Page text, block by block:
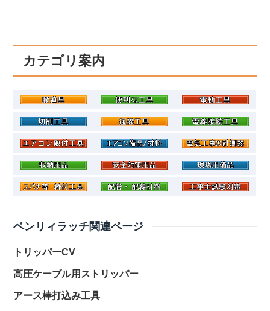
カテゴリ案内
ベンリィラッチ関連ページ
トリッパーCV
高圧ケーブル用ストリッパー
アース棒打込み工具